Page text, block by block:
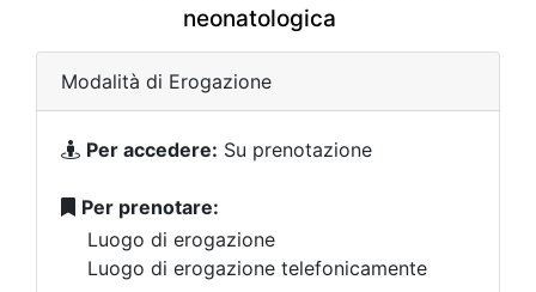
neonatologica
Modalità di Erogazione
Per accedere: Su prenotazione
Per prenotare:
Luogo di erogazione
Luogo di erogazione telefonicamente